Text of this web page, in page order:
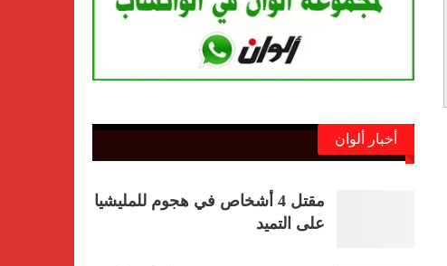
أخبار ألوان
مقتل 4 أشخاص في هجوم للمليشيا
على التميد